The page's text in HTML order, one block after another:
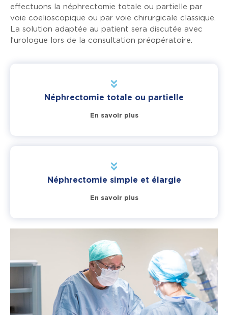
effectuons la néphrectomie totale ou partielle par
voie coelioscopique ou par voie chirurgicale classique.
La solution adaptée au patient sera discutée avec
l’urologue lors de la consultation préopératoire.
Néphrectomie totale ou partielle
En savoir plus
Néphrectomie simple et élargie
En savoir plus